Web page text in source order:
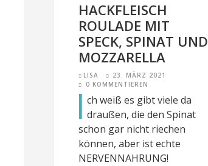
HACKFLEISCH
ROULADE MIT
SPECK, SPINAT UND
MOZZARELLA
LISA
23. MÄRZ 2021
0 KOMMENTIEREN
I ch weiß es gibt viele da
draußen, die den Spinat
schon gar nicht riechen
können, aber ist echte
NERVENNAHRUNG!